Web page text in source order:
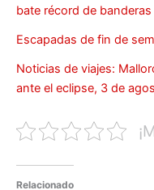
bate récord de
Escapadas de fin de
Noticias de viajes:
ante el eclipse, 3 de
Relacionado